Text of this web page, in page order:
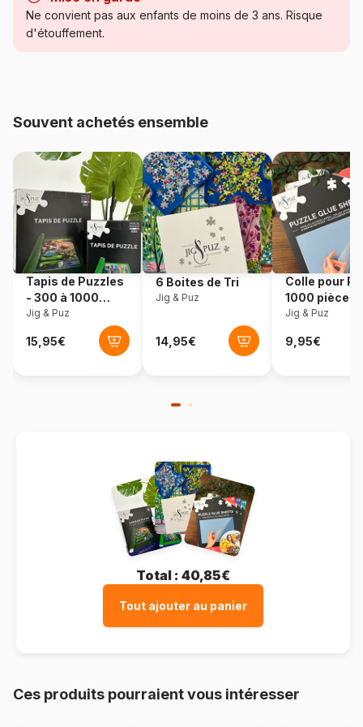
Puzzle en bois découpé à la main.
Catégorie
Provenance Fabriqué en France
Puzzle-Michele-Wilson-A329-
500
EAN 3700183412320
Nombre de pièces 500 pièces
Dimensions 38 x 27 cm
Matière primaire Bois
Ne convient pas aux enfants de moins de 3 ans. Risque
d'étouffement.
Souvent achetés ensemble
Tapis de Puzzles
- 300 à 1000
pièces
Jig & Puz
6 Boites de Tri
Jig & Puz
Colle pour
1000 pièces
Jig & Puz
Total : 40,85€
Tout ajouter au panier
Ces produits pourraient vous intéresser